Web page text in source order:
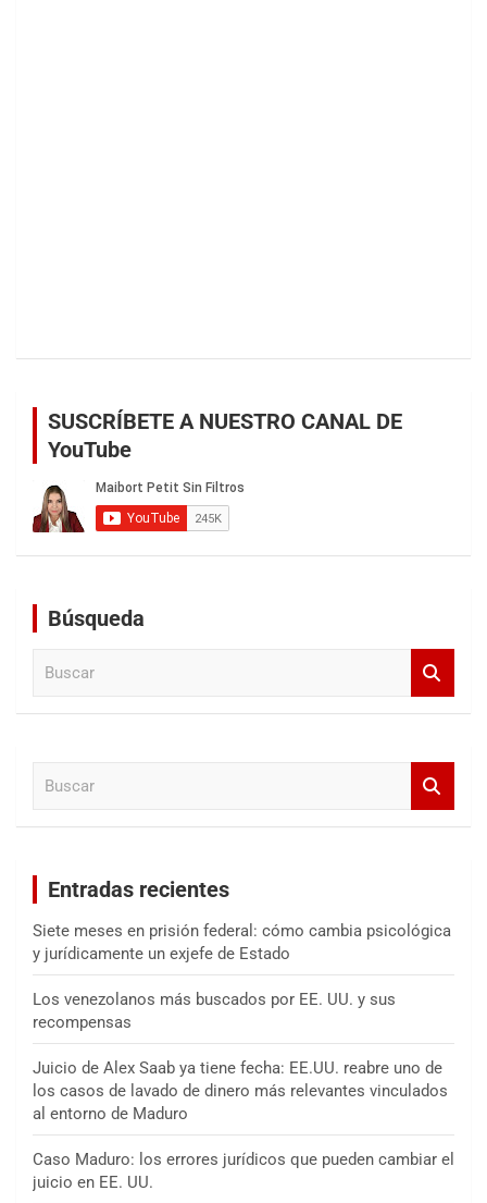
SUSCRÍBETE A NUESTRO CANAL DE
YouTube
Búsqueda
Entradas recientes
Siete meses en prisión federal: cómo cambia psicológica
y jurídicamente un exjefe de Estado
Los venezolanos más buscados por EE. UU. y sus
recompensas
Juicio de Alex Saab ya tiene fecha: EE.UU. reabre uno de
los casos de lavado de dinero más relevantes vinculados
al entorno de Maduro
Caso Maduro: los errores jurídicos que pueden cambiar el
juicio en EE. UU.